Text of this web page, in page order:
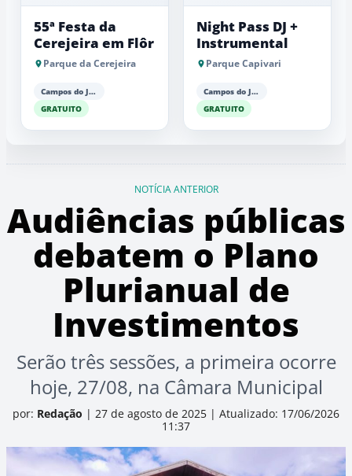
55ª Festa da
Cerejeira em Flôr
Parque da Cerejeira
Campos do Jordão
GRATUITO
Night Pass DJ +
Instrumental
Parque Capivari
Campos do Jordão
GRATUITO
NOTÍCIA ANTERIOR
Audiências públicas
debatem o Plano
Plurianual de
Investimentos
Serão três sessões, a primeira ocorre
hoje, 27/08, na Câmara Municipal
por: Redação | 27 de agosto de 2025 | Atualizado: 17/06/2026
11:37